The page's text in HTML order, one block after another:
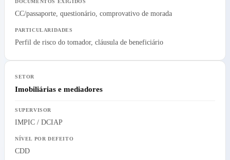
CC/passaporte, questionário, comprovativo de morada
Perfil de risco do tomador, cláusula de beneficiário
Imobiliárias e mediadores
IMPIC / DCIAP
CDD